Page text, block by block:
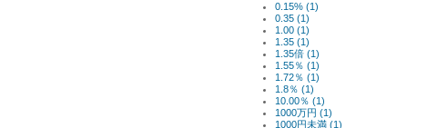
0.15% (1)
0.35 (1)
1.00 (1)
1.35 (1)
1.35倍 (1)
1.55％ (1)
1.72％ (1)
1.8％ (1)
10.00％ (1)
1000万円 (1)
1000円未満 (1)